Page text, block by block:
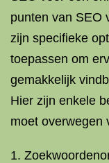
punten van SEO
zijn specifieke
toepassen om
gemakkelijk
Hier zijn enkele
moet overwegen